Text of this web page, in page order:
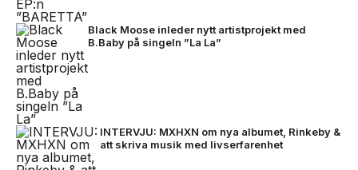
Black Moose inleder nytt artistprojekt med
B.Baby på singeln ”La La”
INTERVJU: MXHXN om nya albumet, Rinkeby &
att skriva musik med livserfarenhet